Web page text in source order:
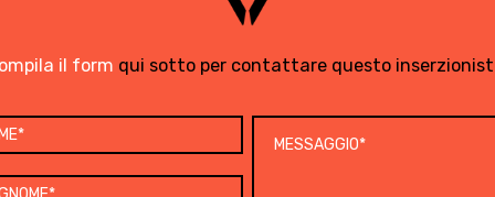
il form qui sotto per contattare questo